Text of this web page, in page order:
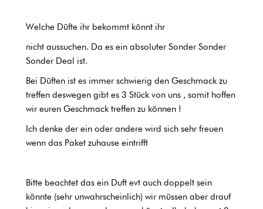
Welche Düfte ihr bekommt könnt ihr
nicht aussuchen. Da es ein absoluter Sonder Sonder
Sonder Deal ist.
Bei Düften ist es immer schwierig den Geschmack zu
treffen deswegen gibt es 3 Stück von uns , somit hoffen
wir euren Geschmack treffen zu können !
Ich denke der ein oder andere wird sich sehr freuen
wenn das Paket zuhause eintrifft
Bitte beachtet das ein Duft evt auch doppelt sein
könnte (sehr unwahrscheinlich) wir müssen aber drauf